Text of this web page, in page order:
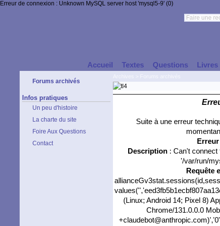
Erreur de connexion : Unknown MySQL server host 'mysql5-9' (0)
Accueil Textes Questions Livres
Forums archivés
Infos pratiques
Un peu d'histoire
La charte du site
Foire Aux Questions
Contact
Suite à une erreur
Description: Can't connect
'/var/run/
Requête
(Linux; Android 14; Pixel 8)
Chrome/131.0.0.0